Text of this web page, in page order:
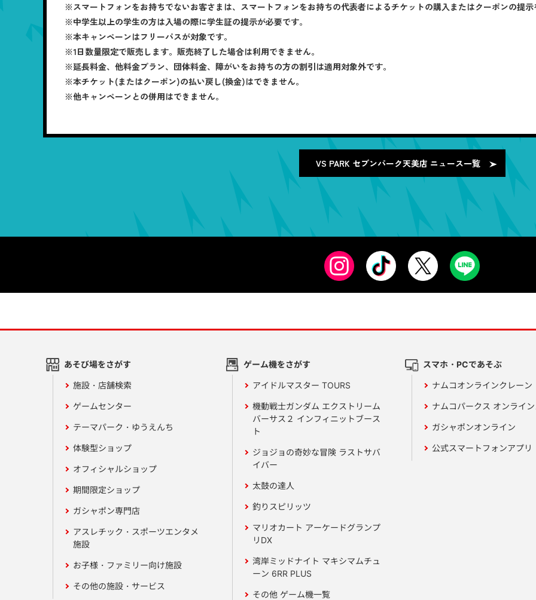
※スマートフォンをお持ちでないお客さまは、スマートフォンをお持ちの代表者によるチケットの購入またはクーポンの提
※中学生以上の学生の方は入場の際に学生証の提示が必要です。
※本キャンペーンはフリーパスが対象です。
※1日数量限定で販売します。販売終了した場合は利用できません。
※延長料金、他料金プラン、団体料金、障がいをお持ちの方の割引は適用対象外です。
※本チケット(またはクーポン)の払い戻し(換金)はできません。
※他キャンペーンとの併用はできません。
VS PARK セブンパーク天美店 ニュース一覧
あそび場をさがす
施設・店舗検索
ゲームセンター
テーマパーク・ゆうえんち
体験型ショップ
オフィシャルショップ
期間限定ショップ
ガシャポン専門店
アスレチック・スポーツエンタメ
施設
お子様・ファミリー向け施設
その他の施設・サービス
ゲーム機をさがす
アイドルマスター TOURS
機動戦士ガンダム エクストリーム
バーサス２ インフィニットブース
ト
ジョジョの奇妙な冒険 ラストサバ
イバー
太鼓の達人
釣りスピリッツ
マリオカート アーケードグランプ
リDX
湾岸ミッドナイト マキシマムチュ
ーン 6RR PLUS
その他 ゲーム機一覧
スマホ・PCであそぶ
ナムコオンラインクレーン
ナムコパークス オンライ
ガシャポンオンライン
公式スマートフォンアプリ